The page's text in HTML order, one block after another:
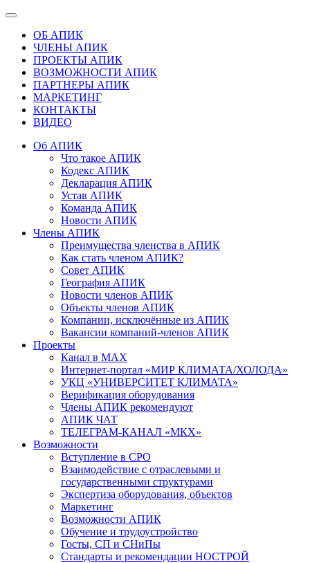
ОБ АПИК
ЧЛЕНЫ АПИК
ПРОЕКТЫ АПИК
ВОЗМОЖНОСТИ АПИК
ПАРТНЕРЫ АПИК
МАРКЕТИНГ
КОНТАКТЫ
ВИДЕО
Об АПИК
Что такое АПИК
Кодекс АПИК
Декларация АПИК
Устав АПИК
Команда АПИК
Новости АПИК
Члены АПИК
Преимущества членства в АПИК
Как стать членом АПИК?
Совет АПИК
География АПИК
Новости членов АПИК
Объекты членов АПИК
Компании, исключённые из АПИК
Вакансии компаний-членов АПИК
Проекты
Канал в MAX
Интернет-портал «МИР КЛИМАТА/ХОЛОДА»
УКЦ «УНИВЕРСИТЕТ КЛИМАТА»
Верификация оборудования
Члены АПИК рекомендуют
АПИК ЧАТ
ТЕЛЕГРАМ-КАНАЛ «МКХ»
Возможности
Вступление в СРО
Взаимодействие с отраслевыми и
государственными структурами
Экспертиза оборудования, объектов
Маркетинг
Возможности АПИК
Обучение и трудоустройство
Госты, СП и СНиПы
Стандарты и рекомендации НОСТРОЙ